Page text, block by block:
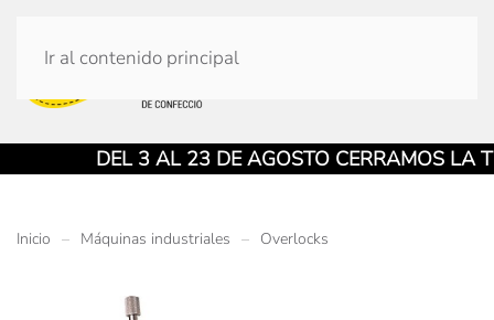
Ir al contenido principal
DEL 3 AL 23 DE AGOSTO CERRAMOS LA
Inicio Máquinas industriales Overlocks